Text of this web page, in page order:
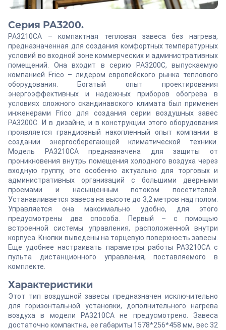
Серия PA3200.
PA3210CA – компактная тепловая завеса без нагрева,
предназначенная для создания комфортных температурных
условий во входной зоне коммерческих и административных
помещений. Она входит в серию PA3200C, выпускаемую
компанией Frico – лидером европейского рынка теплового
оборудования. Богатый опыт проектирования
энергоэффективных и надежных приборов обогрева в
условиях сложного скандинавского климата был применен
инженерами Frico для создания серии воздушных завес
PA3200C. И в дизайне, и в конструкции этого оборудования
проявляется грандиозный накопленный опыт компании в
создании энергосберегающей климатической техники.
Модель PA3210CA предназначена для защиты от
проникновения внутрь помещения холодного воздуха через
входную группу, это особенно актуально для торговых и
административных организаций с большими дверными
проемами и насыщенным потоком посетителей.
Устанавливается завеса на высоте до 3,2 метров над полом.
Управляется она максимально удобно, для этого
предусмотрены два способа. Первый – с помощью
встроенной системы управления, расположенной внутри
корпуса. Кнопки выведены на торцевую поверхность завесы.
Еще удобнее настраивать параметры работы PA3210CA с
пульта дистанционного управления, поставляемого в
комплекте.
Характеристики
Этот тип воздушной завесы предназначен исключительно
для горизонтальной установки, дополнительного нагрева
воздуха в модели PA3210CA не предусмотрено. Завеса
достаточно компактна, ее габариты 1578*256*458 мм, вес 32